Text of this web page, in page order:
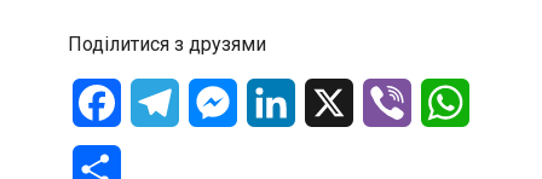
Поділитися з друзями
FacebookTelegramMessenger
LinkedIn Viber